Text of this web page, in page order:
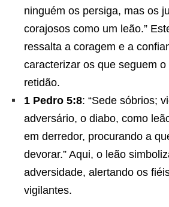
ninguém os persiga, mas os
corajosos como um leão.”
ressalta a coragem e a
caracterizar os que seguem
retidão.
1 Pedro 5:8: “Sede sóbrios;
adversário, o diabo, como
em derredor, procurando a
devorar.” Aqui, o leão
adversidade, alertando os
vigilantes.